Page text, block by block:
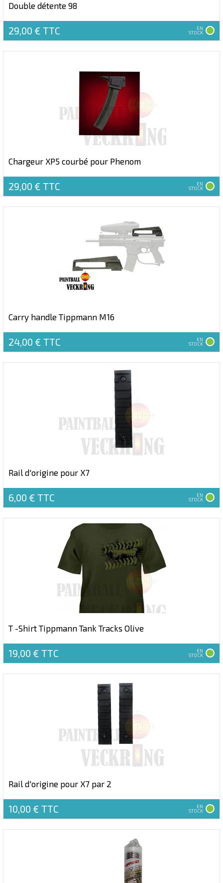
Double détente 98
29,00 € TTC EN
STOCK
Chargeur XP5 courbé pour Phenom
29,00 € TTC EN
STOCK
Carry handle Tippmann M16
24,00 € TTC EN
STOCK
Rail d'origine pour X7
6,00 € TTC EN
STOCK
T -Shirt Tippmann Tank Tracks Olive
19,00 € TTC EN
STOCK
Rail d'origine pour X7 par 2
10,00 € TTC EN
STOCK